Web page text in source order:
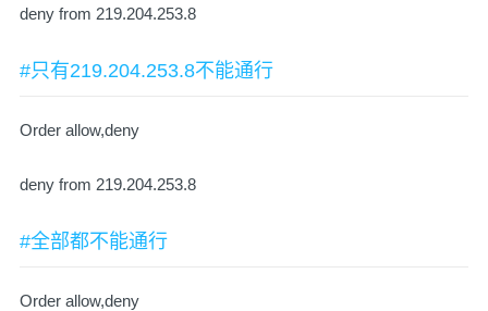
deny from 219.204.253.8
#只有219.204.253.8不能通行
Order allow,deny
deny from 219.204.253.8
#全部都不能通行
Order allow,deny